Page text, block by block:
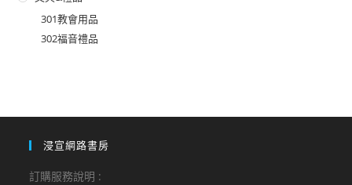
301教會用品
302福音禮品
浸宣網路書房
訂購服務說明 :